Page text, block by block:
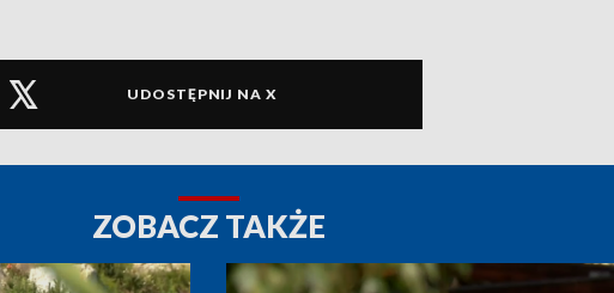
UDOSTĘPNIJ NA X
ZOBACZ TAKŻE